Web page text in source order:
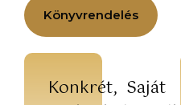
Könyvrendelés
Konkrét, Saját